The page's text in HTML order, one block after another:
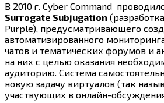
В 2010 г. Cyber Command
Surrogate Subjugation
Purple), предусматривающего
автоматизированного
чатов и тематических форумов и
на них с целью оказания
аудиторию. Система
новую задачу виртуалов (так
участвующих в онлайн-